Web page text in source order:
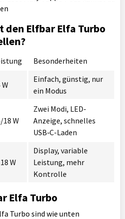
den Elfbar Elfa Turbo
Besonderheiten
W
Einfach, günstig, nur
ein Modus
18 W
Zwei Modi, LED-
Anzeige, schnelles
USB‑C-Laden
W
Display, variable
Leistung, mehr
Kontrolle
Elfa Turbo
Turbo sind wie unten